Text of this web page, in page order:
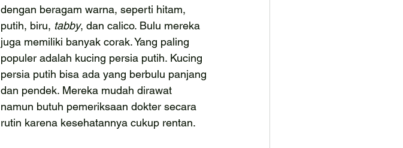
dengan beragam warna, seperti hitam,
putih, biru, tabby, dan calico. Bulu mereka
juga memiliki banyak corak. Yang paling
populer adalah kucing persia putih. Kucing
persia putih bisa ada yang berbulu panjang
dan pendek. Mereka mudah dirawat
namun butuh pemeriksaan dokter secara
rutin karena kesehatannya cukup rentan.